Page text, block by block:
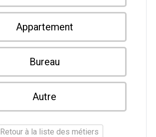
Appartement
Bureau
Autre
Retour à la liste des métiers